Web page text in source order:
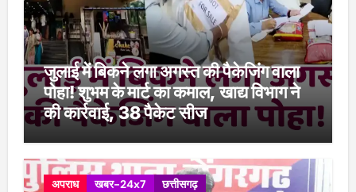
जुलाई में बिकने लगा अगस्त की पैकेजिंग वाला
पोहा! शुभम के मार्ट का कमाल, खाद्य विभाग ने
की कार्रवाई, 38 पैकेट सीज
अपराध खबर-24x7 छत्तीसगढ़